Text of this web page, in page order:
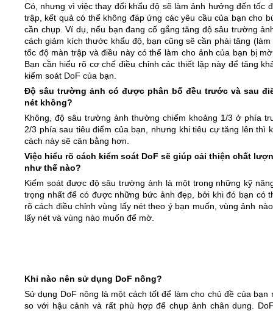
Có, nhưng vì việc thay đổi khẩu độ sẽ làm ảnh hưởng đến tốc
trập, kết quả có thể không đáp ứng các yêu cầu của bạn cho
cần chụp. Ví dụ, nếu bạn đang cố gắng tăng độ sâu trường
cách giảm kích thước khẩu độ, bạn cũng sẽ cần phải tăng (làm
tốc độ màn trập và điều này có thể làm cho ảnh của bạn bị
Bạn cần hiểu rõ cơ chế điều chỉnh các thiết lập này để tăng
kiểm soát DoF của bạn.
Độ sâu trường ảnh có được phân bố đều trước và sau
nét không?
Không, độ sâu trường ảnh thường chiếm khoảng 1/3 ở phía
2/3 phía sau tiêu điểm của bạn, nhưng khi tiêu cự tăng lên thì
cách này sẽ cân bằng hơn.
Việc hiểu rõ cách kiểm soát DoF sẽ giúp cải thiện chất
như thế nào?
Kiểm soát được độ sâu trường ảnh là một trong những kỹ
trọng nhất để có được những bức ảnh đẹp, bởi khi đó bạn có
rõ cách điều chỉnh vùng lấy nét theo ý bạn muốn, vùng ảnh
lấy nét và vùng nào muốn để mờ.
Khi nào nên sử dụng DoF nông?
Sử dụng DoF nông là một cách tốt để làm cho chủ đề của bạn
so với hậu cảnh và rất phù hợp để chụp ảnh chân dung.